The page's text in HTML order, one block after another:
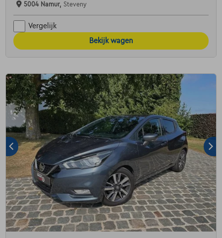
5004 Namur, Steveny
Vergelijk
Bekijk wagen